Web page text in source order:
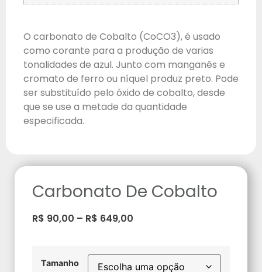
O carbonato de Cobalto (CoCO3), é usado
como corante para a produção de varias
tonalidades de azul. Junto com manganês e
cromato de ferro ou níquel produz preto. Pode
ser substituído pelo óxido de cobalto, desde
que se use a metade da quantidade
especificada.
Carbonato De Cobalto
R$ 90,00 – R$ 649,00
Tamanho